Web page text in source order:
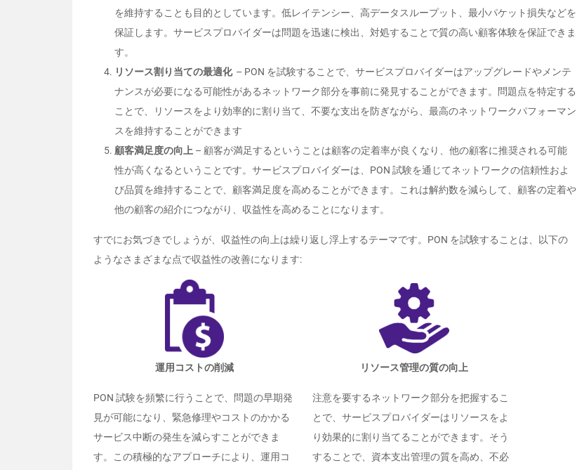
を維持することも目的としています。低レイテンシー、高データスループット、最小パケット損失などを
保証します。サービスプロバイダーは問題を迅速に検出、対処することで質の高い顧客体験を保証できま
す。
リソース割り当ての最適化 – PON を試験することで、サービスプロバイダーはアップグレードやメンテ
ナンスが必要になる可能性があるネットワーク部分を事前に発見することができます。問題点を特定する
ことで、リソースをより効率的に割り当て、不要な支出を防ぎながら、最高のネットワークパフォーマン
スを維持することができます
顧客満足度の向上 – 顧客が満足するということは顧客の定着率が良くなり、他の顧客に推奨される可能
性が高くなるということです。サービスプロバイダーは、PON 試験を通じてネットワークの信頼性およ
び品質を維持することで、顧客満足度を高めることができます。これは解約数を減らして、顧客の定着や
他の顧客の紹介につながり、収益性を高めることになります。
すでにお気づきでしょうが、収益性の向上は繰り返し浮上するテーマです。PON を試験することは、以下の
ようなさまざまな点で収益性の改善になります:
運用コストの削減 リソース管理の質の向上
PON 試験を頻繁に行うことで、問題の早期発
見が可能になり、緊急修理やコストのかかる
サービス中断の発生を減らすことができま
す。この積極的なアプローチにより、運用コ
注意を要するネットワーク部分を把握するこ
とで、サービスプロバイダーはリソースをよ
り効果的に割り当てることができます。そう
することで、資本支出管理の質を高め、不必